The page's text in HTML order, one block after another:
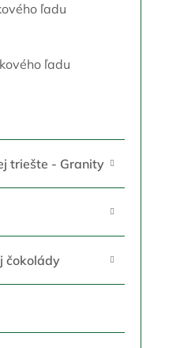
ľadu
ľadu
triešte - Granity
čokolády